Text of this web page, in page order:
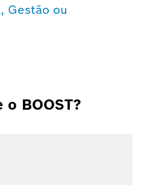
Gestão ou
BOOST?